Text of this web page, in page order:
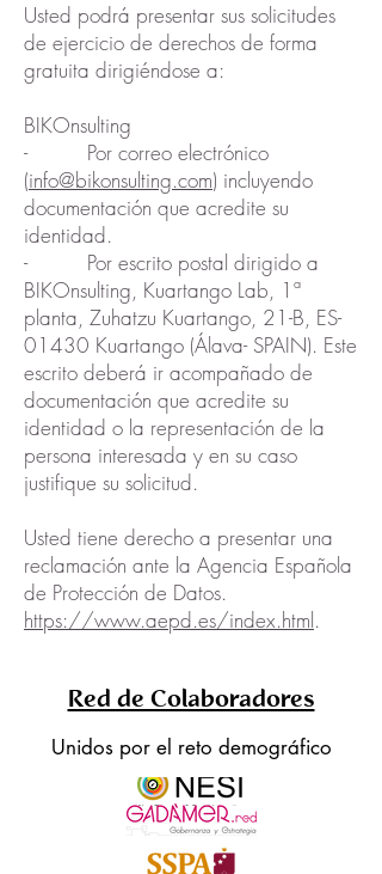
Usted podrá presentar sus solicitudes
de ejercicio de derechos de forma
gratuita dirigiéndose a:
BIKOnsulting
- Por correo electrónico
(info@bikonsulting.com) incluyendo
documentación que acredite su
identidad.
- Por escrito postal dirigido a
BIKOnsulting, Kuartango Lab, 1ª
planta, Zuhatzu Kuartango, 21-B, ES-
01430 Kuartango (Álava- SPAIN). Este
escrito deberá ir acompañado de
documentación que acredite su
identidad o la representación de la
persona interesada y en su caso
justifique su solicitud.
Usted tiene derecho a presentar una
reclamación ante la Agencia Española
de Protección de Datos.
https://www.aepd.es/index.html.
Red de Colaboradores
Unidos por el reto demográfico